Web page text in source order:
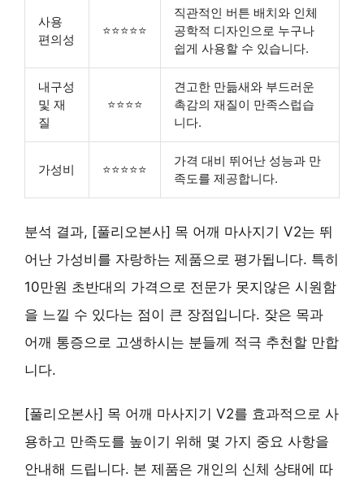
사용
편의성
⭐⭐⭐⭐⭐
직관적인 버튼 배치와 인체
공학적 디자인으로 누구나
쉽게 사용할 수 있습니다.
내구성
및 재
질
⭐⭐⭐⭐
견고한 만듦새와 부드러운
촉감의 재질이 만족스럽습
니다.
가성비 ⭐⭐⭐⭐⭐
가격 대비 뛰어난 성능과 만
족도를 제공합니다.
분석 결과, [풀리오본사] 목 어깨 마사지기 V2는 뛰
어난 가성비를 자랑하는 제품으로 평가됩니다. 특히
10만원 초반대의 가격으로 전문가 못지않은 시원함
을 느낄 수 있다는 점이 큰 장점입니다. 잦은 목과
어깨 통증으로 고생하시는 분들께 적극 추천할 만합
니다.
[풀리오본사] 목 어깨 마사지기 V2를 효과적으로 사
용하고 만족도를 높이기 위해 몇 가지 중요 사항을
안내해 드립니다. 본 제품은 개인의 신체 상태에 따